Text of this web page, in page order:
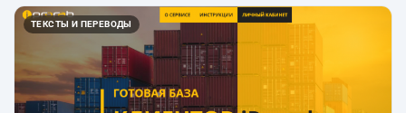
ТЕКСТЫ И ПЕРЕВОДЫ